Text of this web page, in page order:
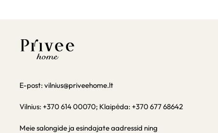
E-post: vilnius@priveehome.lt
Vilnius: +370 614 00070; Klaipėda: +370 677 68642
Meie salongide ja esindajate aadressid ning